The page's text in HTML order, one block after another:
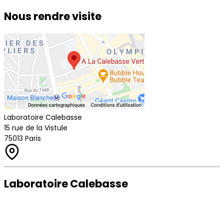
Nous rendre visite
Laboratoire Calebasse
15 rue de la Vistule
75013 Paris
Laboratoire Calebasse